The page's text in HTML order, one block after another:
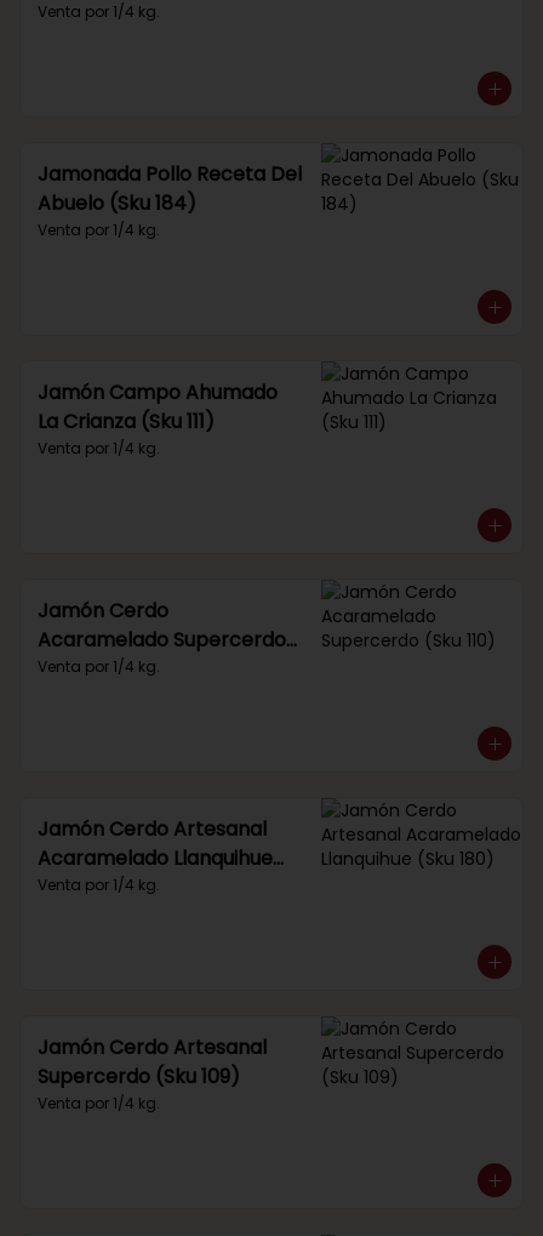
Venta por 1/4 kg.
Jamonada Pollo Receta Del
Abuelo (Sku 184)
Venta por 1/4 kg.
Jamón Campo Ahumado
La Crianza (Sku 111)
Venta por 1/4 kg.
Jamón Cerdo
Acaramelado Supercerdo
(Sku 110)
Venta por 1/4 kg.
Jamón Cerdo Artesanal
Acaramelado Llanquihue
(Sku 180)
Venta por 1/4 kg.
Jamón Cerdo Artesanal
Supercerdo (Sku 109)
Venta por 1/4 kg.